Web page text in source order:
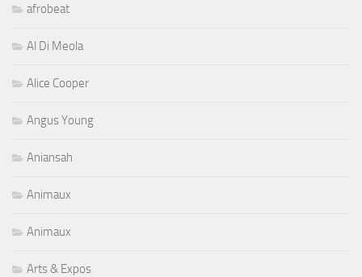
afrobeat
Al Di Meola
Alice Cooper
Angus Young
Aniansah
Animaux
Animaux
Arts & Expos